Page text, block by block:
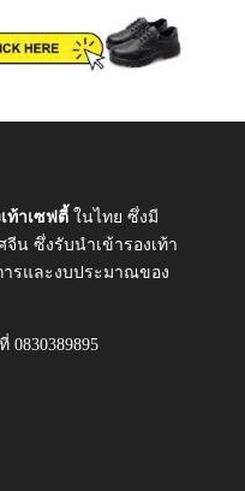
ท้าเซฟตี้ ในไทย ซึ่งมี
น ซึ่งรับนำเข้ารองเท้า
รและงบประมาณของ